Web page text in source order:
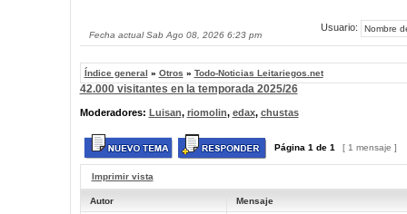
Fecha actual Sab Ago 08, 2026 6:23 pm
Usuario:
Índice general » Otros » Todo-Noticias Leitariegos.net
42.000 visitantes en la temporada 2025/26
Moderadores: Luisan, riomolin, edax, chustas
Página 1 de 1 [ 1 mensaje ]
Imprimir vista
Autor Mensaje